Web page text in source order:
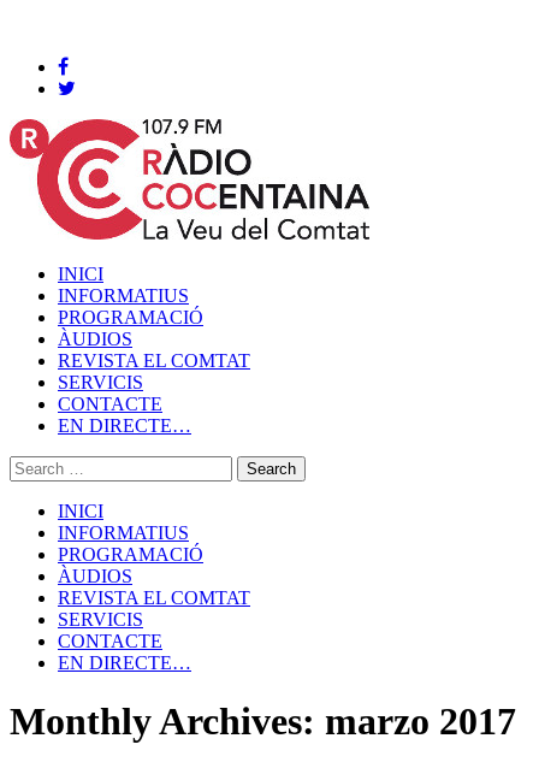
INICI
INFORMATIUS
PROGRAMACIÓ
ÀUDIOS
REVISTA EL COMTAT
SERVICIS
CONTACTE
EN DIRECTE…
INICI
INFORMATIUS
PROGRAMACIÓ
ÀUDIOS
REVISTA EL COMTAT
SERVICIS
CONTACTE
EN DIRECTE…
Monthly Archives: marzo 2017